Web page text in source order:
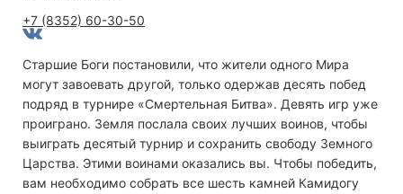
+7 (8352) 60-30-50
Старшие Боги постановили, что жители одного Мира
могут завоевать другой, только одержав десять побед
подряд в турнире «Смертельная Битва». Девять игр уже
проиграно. Земля послала своих лучших воинов, чтобы
выиграть десятый турнир и сохранить свободу Земного
Царства. Этими воинами оказались вы. Чтобы победить,
вам необходимо собрать все шесть камней Камидогу